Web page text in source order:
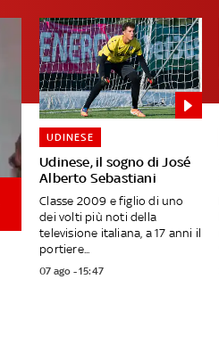
Udinese, il sogno di José
Alberto Sebastiani
UDINESE
Classe 2009 e figlio di uno
dei volti più noti della
televisione italiana, a 17 anni il
portiere...
07 ago - 15:47